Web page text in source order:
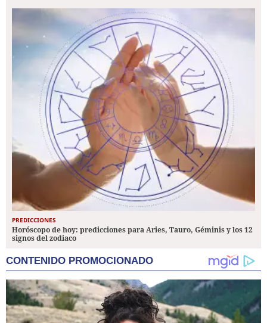
PREDICCIONES
Horóscopo de hoy: predicciones para Aries, Tauro, Géminis y los 12
signos del zodiaco
CONTENIDO PROMOCIONADO